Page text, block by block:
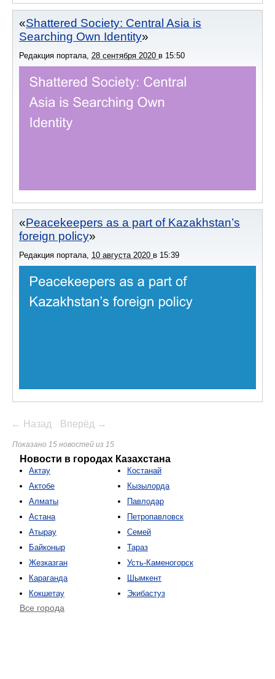
Shattered Society: Central Asia is
Searching Own Identity
Редакция портала 28 сентября 2020 в 15:50
Peacekeepers as a part of Kazakhstan’s
foreign policy
Редакция портала 10 августа 2020 в 15:39
← Назад Вперёд →
Показано 15 новостей из 15
Новости в городах Казахстана
Актау
Актобе
Алматы
Астана
Атырау
Байконыр
Жезказган
Караганда
Кокшетау
Костанай
Кызылорда
Павлодар
Петропавловск
Семей
Тараз
Усть-Каменогорск
Шымкент
Экибастуз
Все города